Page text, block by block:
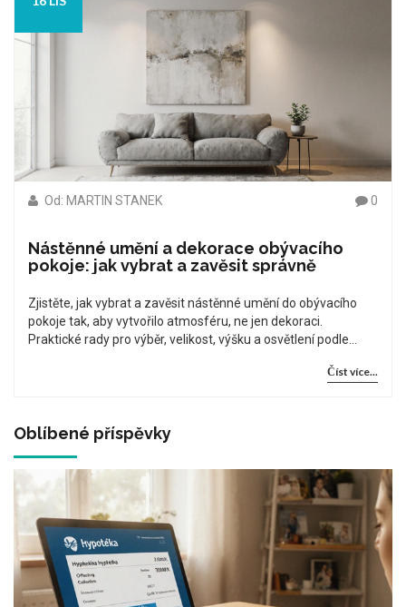
Od: MARTIN STANEK 0
Nástěnné umění a dekorace obývacího
pokoje: jak vybrat a zavěsit správně
Zjistěte, jak vybrat a zavěsit nástěnné umění do obývacího
pokoje tak, aby vytvořilo atmosféru, ne jen dekoraci.
Praktické rady pro výběr, velikost, výšku a osvětlení podle
Číst více...
Oblíbené příspěvky